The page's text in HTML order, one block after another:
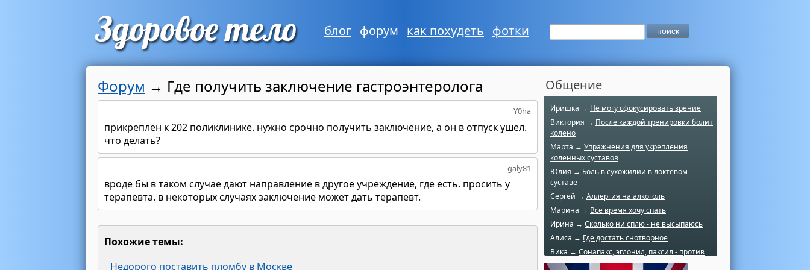
блог форум как похудеть фотки
Форум → Где получить заключение гастроэнтеролога
Y0ha
прикреплен к 202 поликлинике. нужно срочно получить заключение, а он в отпуск ушел.
что делать?
galy81
вроде бы в таком случае дают направление в другое учреждение, где есть. просить у
терапевта. в некоторых случаях заключение может дать терапевт.
Похожие темы:
Недорого поставить пломбу в Москве
Общение
Иришка → Не могу сфокусировать зрение
Виктория → После каждой тренировки болит
колено
Марта → Упражнения для укрепления
коленных суставов
Юлия → Боль в сухожилии в локтевом
суставе
Сергей → Аллергия на алкоголь
Марина → Все время хочу спать
Ирина → Сколько ни сплю - не высыпаюсь
Алиса → Где достать снотворное
Вика → Сонапакс, эглонил, паксил - против
чего?